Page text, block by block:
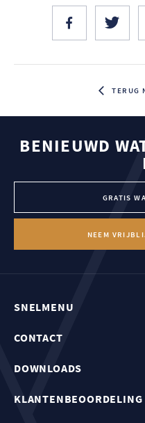
TERUG
BENIEUWD
GRATIS
NEEM
SNELMENU
CONTACT
DOWNLOADS
KLANTENBEOORDELING